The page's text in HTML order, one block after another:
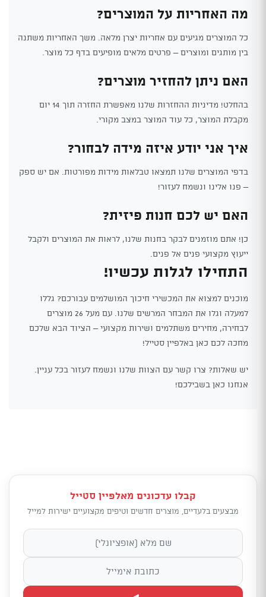
מה האחריות על המוצרים?
כל המוצרים מגיעים עם אחריות יצרן מלאה. משך האחריות משתנה
בין מותגים ומוצרים – פרטים מלאים מופיעים בדף כל מוצר.
האם ניתן להחזיר מוצרים?
בהחלט! מדיניות ההחזרות שלנו מאפשרת החזרה תוך 14 יום
מקבלת המוצר, כל עוד המוצר במצב מקורי.
איך אני יודע איזה מידה לבחור?
בדפי המוצרים שלנו תמצאו טבלאות מידות מפורטות. אם יש ספק
– פנו אלינו ונשמח לעזור!
האם יש לכם חנות פיזית?
כן! אתם מוזמנים לבקר בחנות שלנו, לראות את המוצרים ולקבל
ייעוץ מקצועי פנים אל פנים.
התחילו לגלות עכשיו!
מוכנים למצוא את המכשירי חיכוך המושלמים עבורכם? גללו
למעלה וגלו את המבחר המרשים שלנו. עם מעל 26 מוצרים
לבחירה, מחירים משתלמים ושירות מקצועי – הציוד הבא שלכם
מחכה לכם כאן באלפיין סטייל!
יש שאלות? צרו קשר עם הצוות שלנו ונשמח לעזור בכל עניין.
אנחנו כאן בשבילכם!
קבלו עדכונים מאלפיין סטייל
מבצעים בלעדיים, מוצרים חדשים וטיפים מקצועיים ישירות למייל